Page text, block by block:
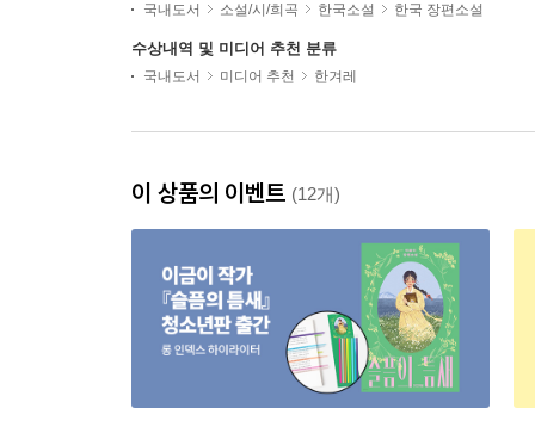
국내도서 소설/시/희곡 한국소설 한국 장편소설
수상내역 및 미디어 추천 분류
국내도서 미디어 추천 한겨레
이 상품의 이벤트 (12개)